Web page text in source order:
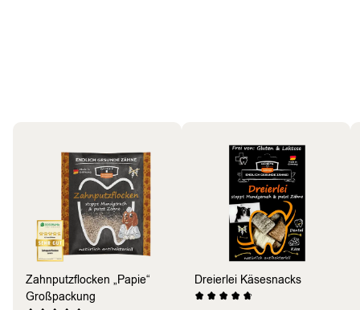
Zahnputzflocken „Papie“
Großpackung
Dreierlei Käsesnacks